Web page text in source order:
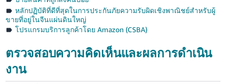
หลักปฏิบัติที่ดีที่สุดในการประกันภัยความรับผิดเชิงพาณิชย์สำหรับผู้
ขายที่อยู่ในจีนแผ่นดินใหญ่
โปรแกรมบริการลูกค้าโดย Amazon (CSBA)
ตรวจสอบความคิดเห็นและผลการดำเนิน
งาน